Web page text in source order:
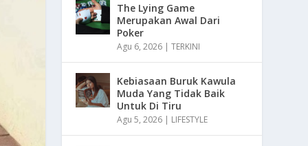
The Lying Game
Merupakan Awal Dari
Poker
Agu 6, 2026 |TERKINI
Kebiasaan Buruk Kawula
Muda Yang Tidak Baik
Untuk Di Tiru
Agu 5, 2026 | LIFESTYLE